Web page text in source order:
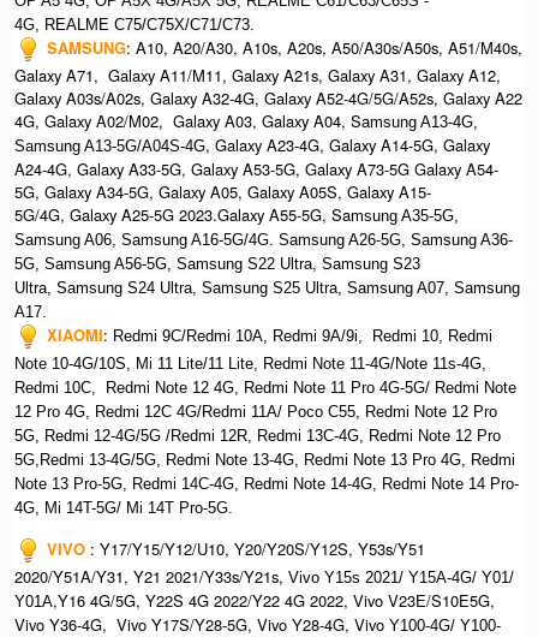
4G, REALME C75/C75X/C71/C73.
SAMSUNG: A10, A20/A30, A10s, A20s, A50/A30s/A50s, A51/M40s,
Galaxy A71, Galaxy A11/M11, Galaxy A21s, Galaxy A31, Galaxy A12,
Galaxy A03s/A02s, Galaxy A32-4G, Galaxy A52-4G/5G/A52s, Galaxy A22
4G, Galaxy A02/M02, Galaxy A03, Galaxy A04, Samsung A13-4G,
Samsung A13-5G/A04S-4G, Galaxy A23-4G, Galaxy A14-5G, Galaxy
A24-4G, Galaxy A33-5G, Galaxy A53-5G, Galaxy A73-5G Galaxy A54-
5G, Galaxy A34-5G, Galaxy A05, Galaxy A05S, Galaxy A15-
5G/4G, Galaxy A25-5G 2023.Galaxy A55-5G, Samsung A35-5G,
Samsung A06, Samsung A16-5G/4G. Samsung A26-5G, Samsung A36-
5G, Samsung A56-5G, Samsung S22 Ultra, Samsung S23
Ultra, Samsung S24 Ultra, Samsung S25 Ultra, Samsung A07, Samsung
A17.
XIAOMI: Redmi 9C/Redmi 10A, Redmi 9A/9i, Redmi 10, Redmi
Note 10-4G/10S, Mi 11 Lite/11 Lite, Redmi Note 11-4G/Note 11s-4G,
Redmi 10C, Redmi Note 12 4G, Redmi Note 11 Pro 4G-5G/ Redmi Note
12 Pro 4G, Redmi 12C 4G/Redmi 11A/ Poco C55, Redmi Note 12 Pro
5G, Redmi 12-4G/5G /Redmi 12R, Redmi 13C-4G, Redmi Note 12 Pro
5G,Redmi 13-4G/5G, Redmi Note 13-4G, Redmi Note 13 Pro 4G, Redmi
Note 13 Pro-5G, Redmi 14C-4G, Redmi Note 14-4G, Redmi Note 14 Pro-
4G, Mi 14T-5G/ Mi 14T Pro-5G.
VIVO : Y17/Y15/Y12/U10, Y20/Y20S/Y12S, Y53s/Y51
2020/Y51A/Y31, Y21 2021/Y33s/Y21s, Vivo Y15s 2021/ Y15A-4G/ Y01/
Y01A,Y16 4G/5G, Y22S 4G 2022/Y22 4G 2022, Vivo V23E/S10E5G,
Vivo Y36-4G, Vivo Y17S/Y28-5G, Vivo Y28-4G, Vivo Y100-4G/ Y100-